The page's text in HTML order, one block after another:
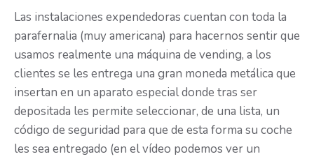
Las instalaciones expendedoras cuentan con toda la
parafernalia (muy americana) para hacernos sentir que
usamos realmente una máquina de vending, a los
clientes se les entrega una gran moneda metálica que
insertan en un aparato especial donde tras ser
depositada les permite seleccionar, de una lista, un
código de seguridad para que de esta forma su coche
les sea entregado (en el vídeo podemos ver un